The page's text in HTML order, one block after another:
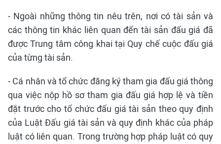
- Ngoài những thông tin nêu trên, nơi có tài sản và
các thông tin khác liên quan đến tài sản đấu giá đã
được Trung tâm công khai tại Quy chế cuộc đấu giá
của từng tài sản.
- Cá nhân và tổ chức đăng ký tham gia đấu giá thông
qua việc nộp hồ sơ tham gia đấu giá hợp lệ và tiền
đặt trước cho tổ chức đấu giá tài sản theo quy định
của Luật Đấu giá tài sản và quy định khác của pháp
luật có liên quan. Trong trường hợp pháp luật có quy